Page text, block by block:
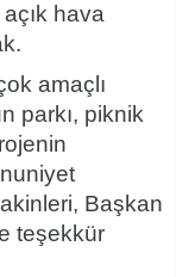
hava
amaçlı
parkı, piknik
Başkan
teşekkür